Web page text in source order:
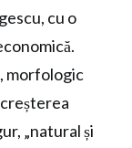
cu o
morfologic
„natural și